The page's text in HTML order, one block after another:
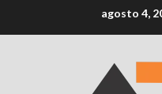
al
agosto 4,